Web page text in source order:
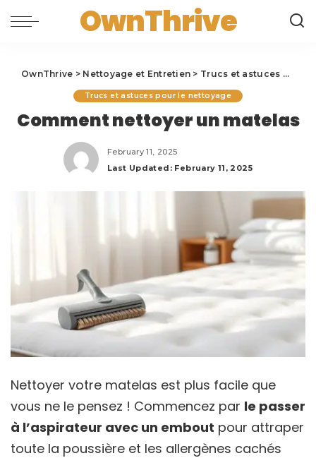
OwnThrive
OwnThrive > Nettoyage et Entretien > Trucs et astuces pour le nettoyage
Trucs et astuces pour le nettoyage
Comment nettoyer un matelas
February 11, 2025
Last Updated: February 11, 2025
Nettoyer votre matelas est plus facile que
vous ne le pensez ! Commencez par le passer
à l’aspirateur avec un embout pour attraper
toute la poussière et les allergènes cachés